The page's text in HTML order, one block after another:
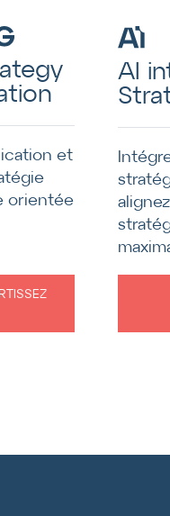
et
orientée
AI